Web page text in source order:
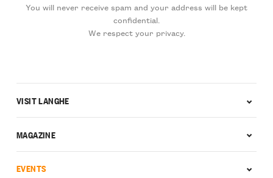
You will never receive spam and your address will be kept
confidential.
We respect your privacy.
VISIT LANGHE
MAGAZINE
EVENTS